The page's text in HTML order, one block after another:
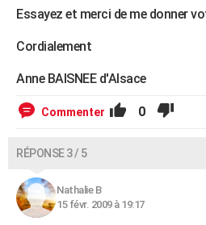
Essayez et merci de me donner
Cordialement
Anne BAISNEE d'Alsace
Commenter 0
RÉPONSE 3 / 5
Nathalie B
15 févr. 2009 à 19:17